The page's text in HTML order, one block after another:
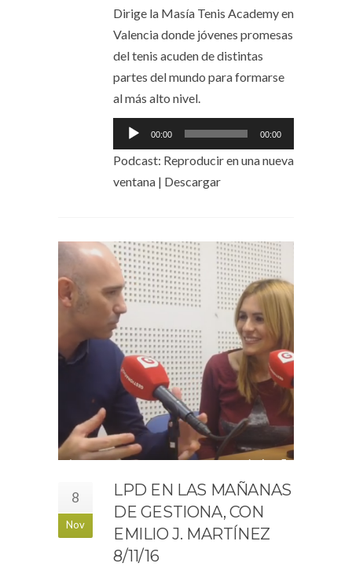
Dirige la Masía Tenis Academy en
Valencia donde jóvenes promesas
del tenis acuden de distintas
partes del mundo para formarse
al más alto nivel.
Reproductor
de
audio
00:00 00:00
Podcast: Reproducir en una nueva
ventana | Descargar
8
Nov
LPD EN LAS MAÑANAS
DE GESTIONA, CON
EMILIO J. MARTÍNEZ
8/11/16